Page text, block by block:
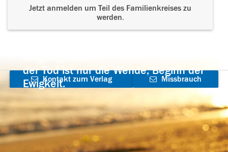
Jetzt anmelden um Teil des Familienkreises zu
werden.
der Tod ist nur die Wende, Beginn der
Ewigkeit.
Kontakt zum Verlag
aufnehmen
Missbrauch